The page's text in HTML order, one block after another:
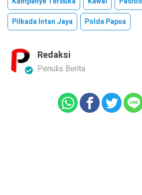
Pilkada Intan Jaya
Polda Papua
Redaksi
Penulis Berita